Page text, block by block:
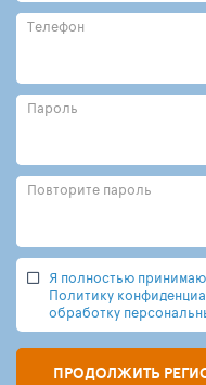
Телефон
Пароль
Повторите пароль
Я полностью
Политику
обработку
ПРОДОЛЖИТЬ